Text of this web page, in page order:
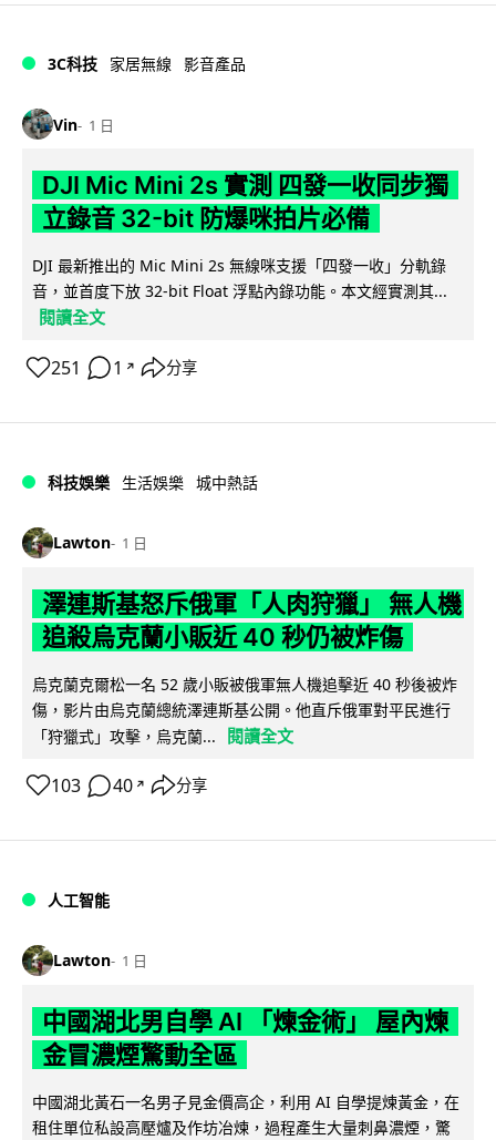
3C科技 家居無線 影音產品
Vin 1 日
DJI Mic Mini 2s 實測 四發一收同步獨
立錄音 32-bit 防爆咪拍片必備
DJI 最新推出的 Mic Mini 2s 無線咪支援「四發一收」分軌錄
音，並首度下放 32-bit Float 浮點內錄功能。本文經實測其...
閱讀全文
251 1 ↗ 分享
科技娛樂 生活娛樂 城中熱話
Lawton 1 日
澤連斯基怒斥俄軍「人肉狩獵」 無人機
追殺烏克蘭小販近 40 秒仍被炸傷
烏克蘭克爾松一名 52 歲小販被俄軍無人機追擊近 40 秒後被炸
傷，影片由烏克蘭總統澤連斯基公開。他直斥俄軍對平民進行
「狩獵式」攻擊，烏克蘭...
閱讀全文
103 40 ↗ 分享
人工智能
Lawton 1 日
中國湖北男自學 AI 「煉金術」 屋內煉
金冒濃煙驚動全區
中國湖北黃石一名男子見金價高企，利用 AI 自學提煉黃金，在
租住單位私設高壓爐及作坊冶煉，過程產生大量刺鼻濃煙，驚